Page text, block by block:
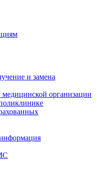
и замена
медицинской организации